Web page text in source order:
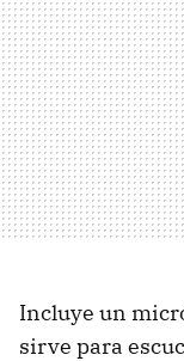
Incluye un
sirve para